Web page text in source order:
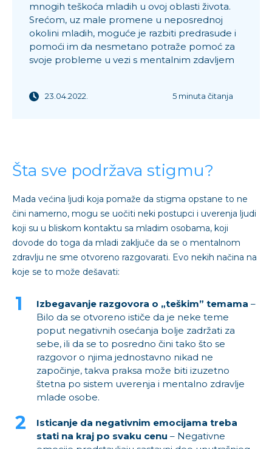
mnogih teškoća mladih u ovoj oblasti života.
Srećom, uz male promene u neposrednoj
okolini mladih, moguće je razbiti predrasude i
pomoći im da nesmetano potraže pomoć za
svoje probleme u vezi s mentalnim zdavljem
23.04.2022. 5 minuta čitanja
Šta sve podržava stigmu?
Mada većina ljudi koja pomaže da stigma opstane to ne
čini namerno, mogu se uočiti neki postupci i uverenja ljudi
koji su u bliskom kontaktu sa mladim osobama, koji
dovode do toga da mladi zaključe da se o mentalnom
zdravlju ne sme otvoreno razgovarati. Evo nekih načina na
koje se to može dešavati:
Izbegavanje razgovora o „teškim” temama –
Bilo da se otvoreno ističe da je neke teme
poput negativnih osećanja bolje zadržati za
sebe, ili da se to posredno čini tako što se
razgovor o njima jednostavno nikad ne
započinje, takva praksa može biti izuzetno
štetna po sistem uverenja i mentalno zdravlje
mlade osobe.
Isticanje da negativnim emocijama treba
stati na kraj po svaku cenu – Negativne